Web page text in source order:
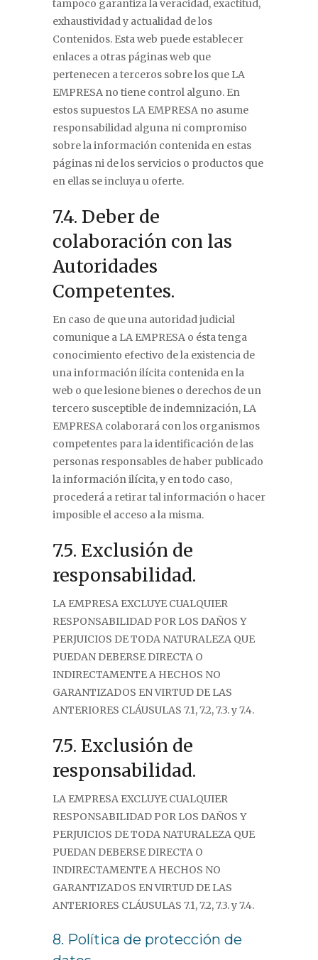
tampoco garantiza la veracidad, exactitud,
exhaustividad y actualidad de los
Contenidos. Esta web puede establecer
enlaces a otras páginas web que
pertenecen a terceros sobre los que LA
EMPRESA no tiene control alguno. En
estos supuestos LA EMPRESA no asume
responsabilidad alguna ni compromiso
sobre la información contenida en estas
páginas ni de los servicios o productos que
en ellas se incluya u oferte.
7.4. Deber de
colaboración con las
Autoridades
Competentes.
En caso de que una autoridad judicial
comunique a LA EMPRESA o ésta tenga
conocimiento efectivo de la existencia de
una información ilícita contenida en la
web o que lesione bienes o derechos de un
tercero susceptible de indemnización, LA
EMPRESA colaborará con los organismos
competentes para la identificación de las
personas responsables de haber publicado
la información ilícita, y en todo caso,
procederá a retirar tal información o hacer
imposible el acceso a la misma.
7.5. Exclusión de
responsabilidad.
LA EMPRESA EXCLUYE CUALQUIER
RESPONSABILIDAD POR LOS DAÑOS Y
PERJUICIOS DE TODA NATURALEZA QUE
PUEDAN DEBERSE DIRECTA O
INDIRECTAMENTE A HECHOS NO
GARANTIZADOS EN VIRTUD DE LAS
ANTERIORES CLÁUSULAS 7.1, 7.2, 7.3. y 7.4.
7.5. Exclusión de
responsabilidad.
LA EMPRESA EXCLUYE CUALQUIER
RESPONSABILIDAD POR LOS DAÑOS Y
PERJUICIOS DE TODA NATURALEZA QUE
PUEDAN DEBERSE DIRECTA O
INDIRECTAMENTE A HECHOS NO
GARANTIZADOS EN VIRTUD DE LAS
ANTERIORES CLÁUSULAS 7.1, 7.2, 7.3. y 7.4.
8. Política de protección de